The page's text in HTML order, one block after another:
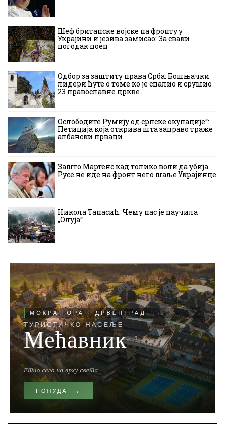
Шеф британске војске на фронту у
Украјини и језива замисао: За сваки
погодак поен
Одбор за заштиту права Срба: Бошњачки
лидери ћуте о томе ко је спалио и срушио
23 православне цркве
Ослободите Румију од српске окупације“:
Петиција која открива шта заправо траже
албански прваци
Зашто Мартенс кад толико воли да убија
Русе не иде на фронт него шаље Украјинце
Никола Танасић: Чему нас је научила
„Олуја“